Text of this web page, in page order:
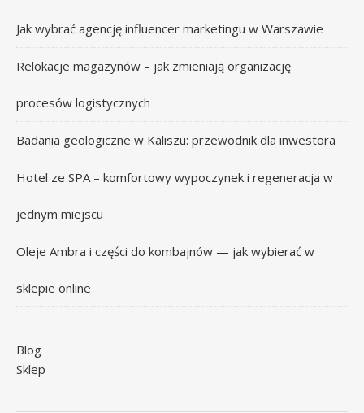
Jak wybrać agencję influencer marketingu w Warszawie
Relokacje magazynów – jak zmieniają organizację
procesów logistycznych
Badania geologiczne w Kaliszu: przewodnik dla inwestora
Hotel ze SPA – komfortowy wypoczynek i regeneracja w
jednym miejscu
Oleje Ambra i części do kombajnów — jak wybierać w
sklepie online
Blog
Sklep